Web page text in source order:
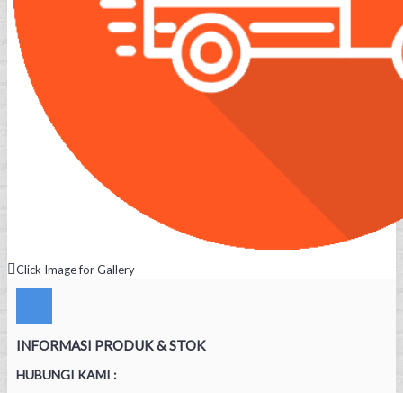
Click Image for Gallery
INFORMASI PRODUK & STOK
HUBUNGI KAMI :